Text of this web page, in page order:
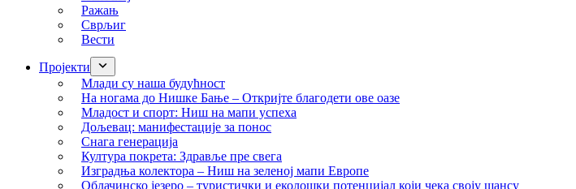
Ражањ
Сврљиг
Вести
Пројекти
Млади су наша будућност
На ногама до Нишке Бање – Откријте благодети ове оазе
Младост и спорт: Ниш на мапи успеха
Дољевац: манифестације за понос
Снага генерација
Култура покрета: Здравље пре свега
Изградња колектора – Ниш на зеленој мапи Европе
Облачинско језеро – туристички и еколошки потенцијал који чека своју шансу